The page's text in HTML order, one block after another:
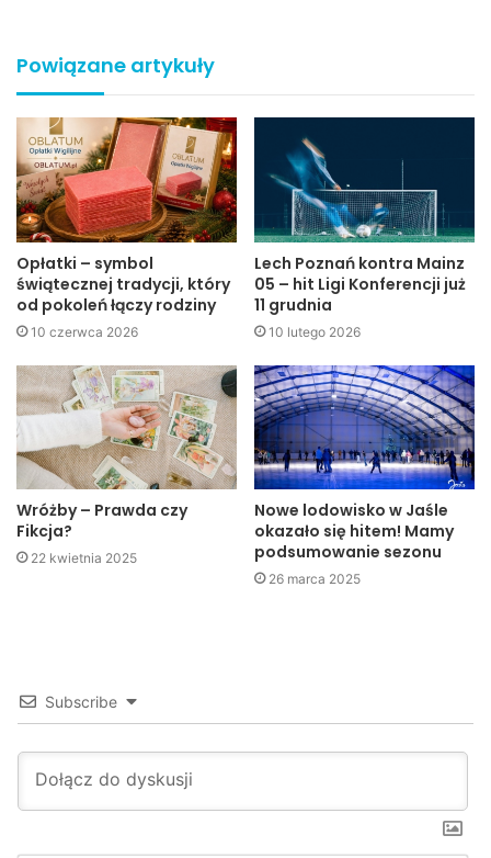
Skontrolowano 75 autobusów. Zwracano uwagę przede
wszystkim na stan techniczny autobusów i trzeźwość
kk
Jaslonet.pl
Powiązane artykuły
Opłatki – symbol
świątecznej tradycji, który
od pokoleń łączy rodziny
10 czerwca 2026
Lech Poznań kontra Mainz
05 – hit Ligi Konferencji już
11 grudnia
10 lutego 2026
Wróżby – Prawda czy
Fikcja?
22 kwietnia 2025
Nowe lodowisko w Jaśle
okazało się hitem! Mamy
podsumowanie sezonu
26 marca 2025
Subscribe